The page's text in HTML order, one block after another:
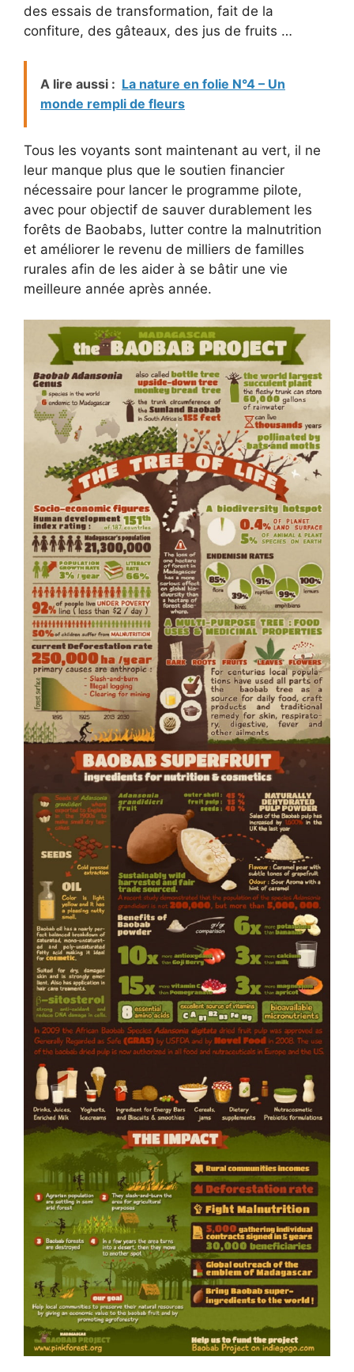
des essais de transformation, fait de la
confiture, des gâteaux, des jus de fruits …
A lire aussi : La nature en folie N°4 – Un
monde rempli de fleurs
Tous les voyants sont maintenant au vert, il ne
leur manque plus que le soutien financier
nécessaire pour lancer le programme pilote,
avec pour objectif de sauver durablement les
forêts de Baobabs, lutter contre la malnutrition
et améliorer le revenu de milliers de familles
rurales afin de les aider à se bâtir une vie
meilleure année après année.